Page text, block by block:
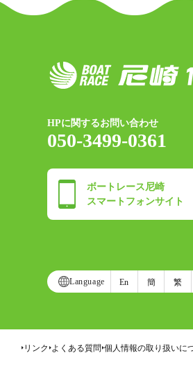
HPに関するお問い合わせ
050-3499-0361
ボートレース尼崎
スマートフォンサイト
Language En 簡 繁
リンク よくある質問 個人情報の取り扱いに